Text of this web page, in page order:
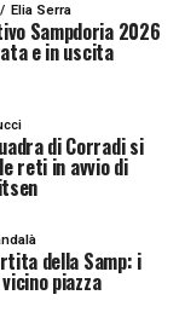
Elia Serra
Sampdoria 2026
e in uscita
di Corradi si
reti in avvio di
della Samp: i
piazza